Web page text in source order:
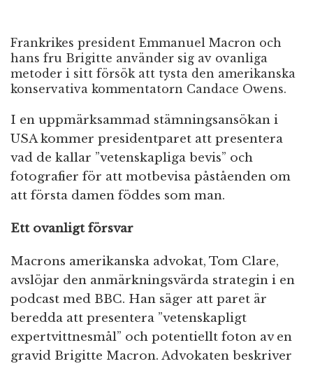
Frankrikes president Emmanuel Macron och
hans fru Brigitte använder sig av ovanliga
metoder i sitt försök att tysta den amerikanska
konservativa kommentatorn Candace Owens.
I en uppmärksammad stämningsansökan i
USA kommer presidentparet att presentera
vad de kallar ”vetenskapliga bevis” och
fotografier för att motbevisa påståenden om
att första damen föddes som man.
Ett ovanligt försvar
Macrons amerikanska advokat, Tom Clare,
avslöjar den anmärkningsvärda strategin i en
podcast med BBC. Han säger att paret är
beredda att presentera ”vetenskapligt
expertvittnesmål” och potentiellt foton av en
gravid Brigitte Macron. Advokaten beskriver